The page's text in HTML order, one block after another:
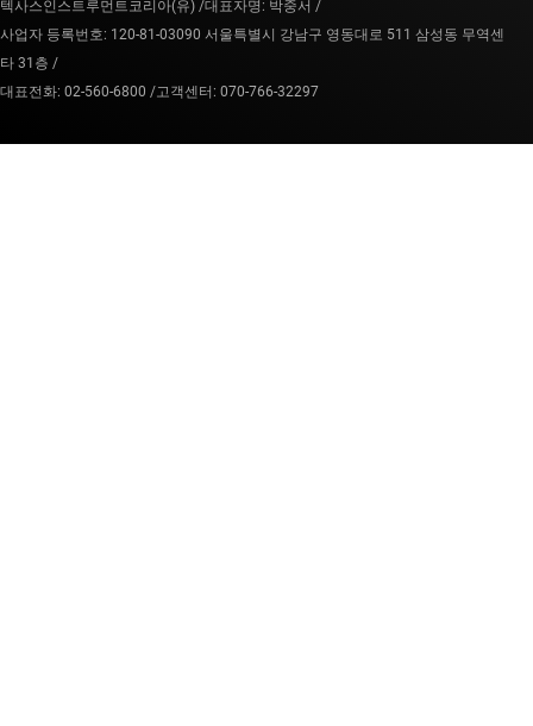
텍사스인스트루먼트코리아(유) /대표자명: 박중서 /
사업자 등록번호: 120-81-03090 서울특별시 강남구 영동대로 511 삼성동 무역센
타 31층 /
대표전화: 02-560-6800 /고객센터: 070-766-32297